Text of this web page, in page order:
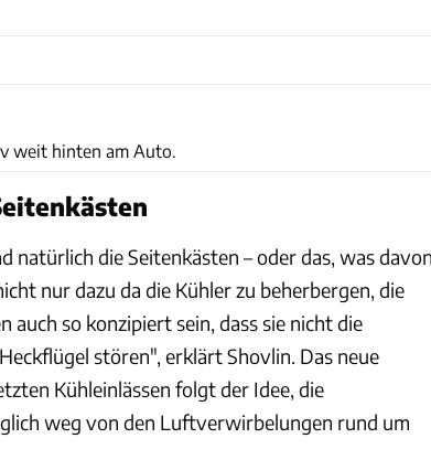
weit hinten am Auto.
natürlich die Seitenkästen – oder das, was
nur dazu da die Kühler zu beherbergen, die
auch so konzipiert sein, dass sie nicht die
stören", erklärt Shovlin. Das neue
Kühleinlässen folgt der Idee, die
weg von den Luftverwirbelungen rund um